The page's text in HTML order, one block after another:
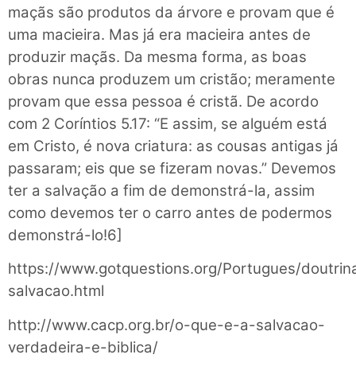
maçãs são produtos da árvore e provam que é
uma macieira. Mas já era macieira antes de
produzir maçãs. Da mesma forma, as boas
obras nunca produzem um cristão; meramente
provam que essa pessoa é cristã. De acordo
com 2 Coríntios 5.17: “E assim, se alguém está
em Cristo, é nova criatura: as cousas antigas já
passaram; eis que se fizeram novas.” Devemos
ter a salvação a fim de demonstrá-la, assim
como devemos ter o carro antes de podermos
demonstrá-lo!6]
https://www.gotquestions.org/Portugues/
salvacao.html
http://www.cacp.org.br/o-que-e-a-salvacao-
verdadeira-e-biblica/